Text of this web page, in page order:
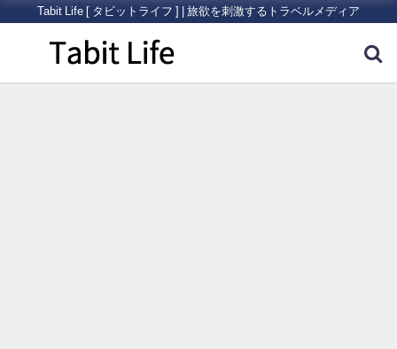
Tabit Life [ タビットライフ ] | 旅欲を刺激するトラベルメディア